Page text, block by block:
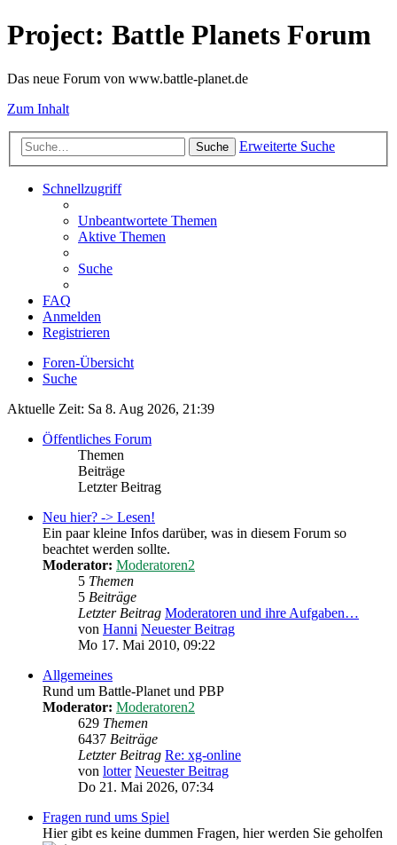
Project: Battle Planets Forum
Das neue Forum von www.battle-planet.de
Zum Inhalt
Suche Erweiterte Suche
Schnellzugriff
Unbeantwortete Themen
Aktive Themen
Suche
FAQ
Anmelden
Registrieren
Foren-Übersicht
Suche
Aktuelle Zeit: Sa 8. Aug 2026, 21:39
Öffentliches Forum
Themen
Beiträge
Letzter Beitrag
Neu hier? -> Lesen!
Ein paar kleine Infos darüber, was in diesem Forum so
beachtet werden sollte.
Moderator: Moderatoren2
5 Themen
5 Beiträge
Letzter Beitrag Moderatoren und ihre Aufgaben…
von Hanni Neuester Beitrag
Mo 17. Mai 2010, 09:22
Allgemeines
Rund um Battle-Planet und PBP
Moderator: Moderatoren2
629 Themen
6437 Beiträge
Letzter Beitrag Re: xg-online
von lotter Neuester Beitrag
Do 21. Mai 2026, 07:34
Fragen rund ums Spiel
Hier gibt es keine dummen Fragen, hier werden Sie geholfen